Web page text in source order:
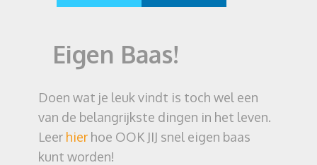
Eigen Baas!
Doen wat je leuk vindt is toch wel een
van de belangrijkste dingen in het leven.
Leer hier hoe OOK JIJ snel eigen baas
kunt worden!